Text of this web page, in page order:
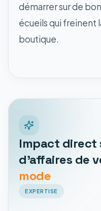
démarrer sur de
écueils qui freinent
boutique.
Impact direct
d'affaires de
mode
EXPERTISE